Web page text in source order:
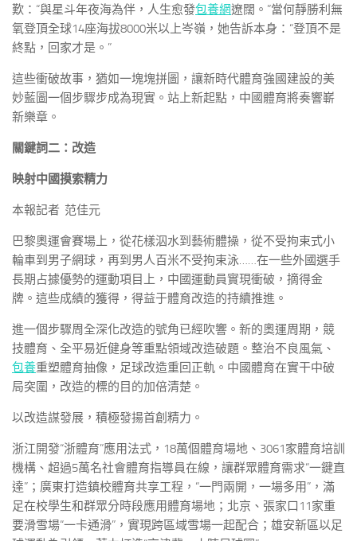
歎：“與星斗年夜海為伴，人生愈發包養網遼闊。”當何靜勝利無
氧登頂全球14座海拔8000米以上岑嶺，她告訴本身：“登頂不是
終點，回家才是。”
這些衝破故事，猶如一塊塊拼圖，讓新時代體育強國建設的美
妙藍圖一個步驟步成為現實。站上新起點，中國體育將奏響嶄
新樂章。
關鍵詞二：改造
映射中國摸索精力
本報記者 范佳元
巴黎奧運會賽場上，從花樣泅水到藝術體操，從不受拘束式小
輪車到男子網球，再到男人百米不受拘束泳……在一些外國選手
長期占據優勢的運動項目上，中國運動員實現衝破，摘得金
牌。這些成績的獲得，得益于體育改造的持續推進。
進一個步驟周全深化改造的號角已經吹響。新的奧運周期，競
技體育、全平易近健身等重點領域改造破題。整治不良風氣、
包養重塑體育抽像，足球改造重回正軌。中國體育在實干中破
局突圍，改造的標的目的加倍清楚。
以改造謀發展，積極發揚首創精力。
浙江開發“浙體育”應用法式，18萬個體育場地、3061家體育培訓
機構、超過5萬名社會體育指導員在線，讓群眾體育需求“一鍵直
達”；廣東打造鎮校體育共享工程，“一門兩開，一場多用”，滿
足在校學生和群眾分時段應用體育場地；北京、張家口11家重
要滑雪場“一卡通滑”，實現跨區域雪場一起配合；雄安新區以足